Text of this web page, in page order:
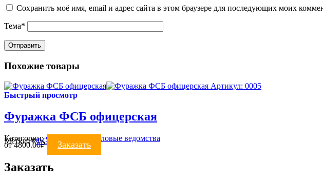
Сохранить моё имя, email и адрес сайта в этом браузере для последующих моих
Тема*
Похожие товары
Артикул: 0005
Быстрый просмотр
Фуражка ФСБ офицерская
Категории: ФУРАЖКИ Силовые ведомства
Метки:#ФСБ #фуражка
от4800.00₽ Заказать
Заказать